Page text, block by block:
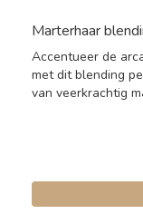
Marterhaar
Accentueer de
met dit blending
van veerkrachtig